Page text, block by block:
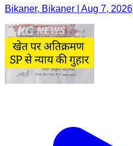
Bikaner, Bikaner | Aug 7, 2026